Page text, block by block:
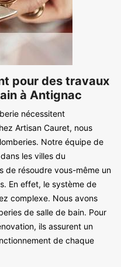
pour des travaux
à Antignac
nécessitent
Artisan Cauret, nous
Notre équipe de
les villes du
de résoudre vous-même un
En effet, le système de
complexe. Nous avons
de salle de bain. Pour
ils assurent un
de chaque